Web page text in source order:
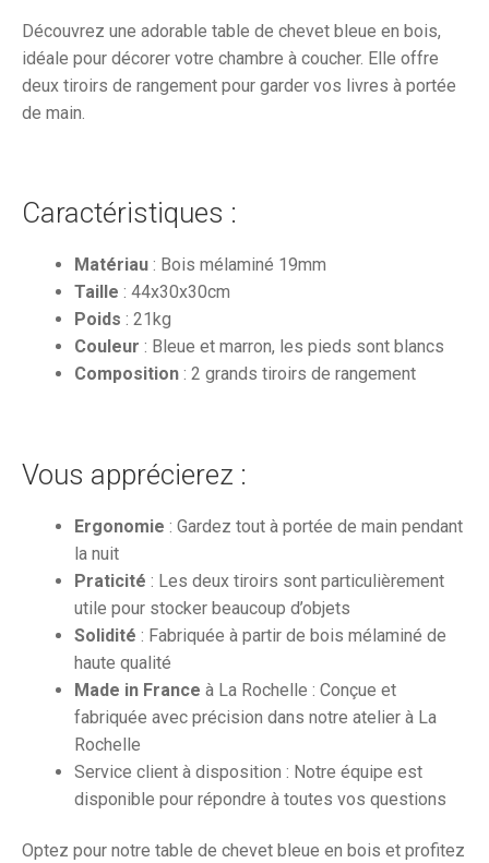
Découvrez une adorable table de chevet bleue en bois,
idéale pour décorer votre chambre à coucher. Elle offre
deux tiroirs de rangement pour garder vos livres à portée
de main.
Caractéristiques :
Matériau : Bois mélaminé 19mm
Taille : 44x30x30cm
Poids : 21kg
Couleur : Bleue et marron, les pieds sont blancs
Composition : 2 grands tiroirs de rangement
Vous apprécierez :
Ergonomie : Gardez tout à portée de main pendant
la nuit
Praticité : Les deux tiroirs sont particulièrement
utile pour stocker beaucoup d’objets
Solidité : Fabriquée à partir de bois mélaminé de
haute qualité
Made in France à La Rochelle : Conçue et
fabriquée avec précision dans notre atelier à La
Rochelle
Service client à disposition : Notre équipe est
disponible pour répondre à toutes vos questions
Optez pour notre table de chevet bleue en bois et profitez